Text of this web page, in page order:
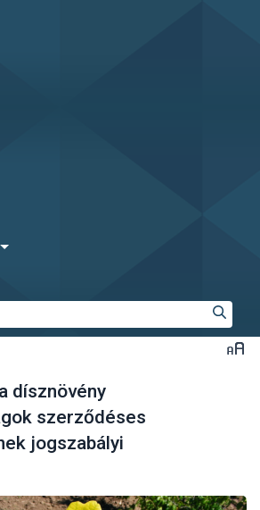
dísznövény
szerződéses
jogszabályi